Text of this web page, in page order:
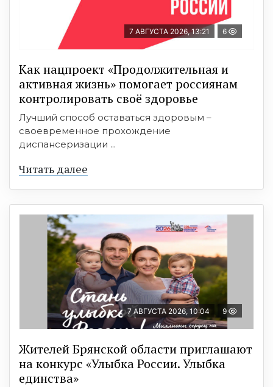
7 АВГУСТА 2026, 13:21 6
Как нацпроект «Продолжительная и
активная жизнь» помогает россиянам
контролировать своё здоровье
Лучший способ оставаться здоровым –
своевременное прохождение
диспансеризации ...
Читать далее
7 АВГУСТА 2026, 10:04 9
Жителей Брянской области приглашают
на конкурс «Улыбка России. Улыбка
единства»